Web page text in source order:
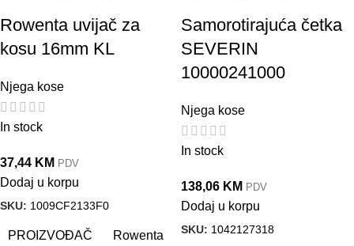
Rowenta uvijač za
kosu 16mm KL
Njega kose
In stock
37,44 KM PDV
Dodaj u korpu
SKU: 1009CF2133F0
PROIZVOĐAČ Rowenta
Samorotirajuća četka
SEVERIN
10000241000
Njega kose
In stock
138,06 KM PDV
Dodaj u korpu
SKU: 1042127318